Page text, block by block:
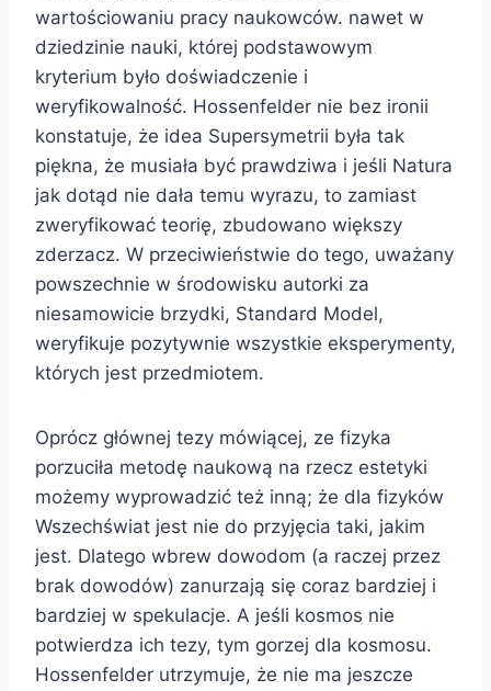
wartościowaniu pracy naukowców. nawet w
dziedzinie nauki, której podstawowym
kryterium było doświadczenie i
weryfikowalność. Hossenfelder nie bez ironii
konstatuje, że idea Supersymetrii była tak
piękna, że musiała być prawdziwa i jeśli Natura
jak dotąd nie dała temu wyrazu, to zamiast
zweryfikować teorię, zbudowano większy
zderzacz. W przeciwieństwie do tego, uważany
powszechnie w środowisku autorki za
niesamowicie brzydki, Standard Model,
weryfikuje pozytywnie wszystkie eksperymenty,
których jest przedmiotem.
Oprócz głównej tezy mówiącej, ze fizyka
porzuciła metodę naukową na rzecz estetyki
możemy wyprowadzić też inną; że dla fizyków
Wszechświat jest nie do przyjęcia taki, jakim
jest. Dlatego wbrew dowodom (a raczej przez
brak dowodów) zanurzają się coraz bardziej i
bardziej w spekulacje. A jeśli kosmos nie
potwierdza ich tezy, tym gorzej dla kosmosu.
Hossenfelder utrzymuje, że nie ma jeszcze